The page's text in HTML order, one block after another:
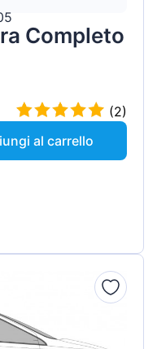
Completo
(2)
al carrello